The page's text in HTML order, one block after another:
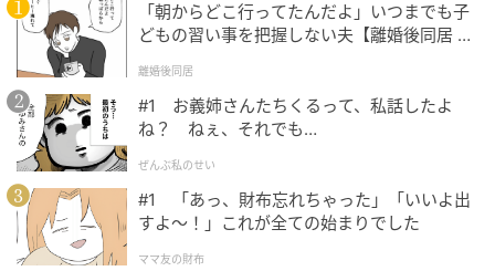
次の記事
#1 「あっ、財布忘れちゃった」「いいよ出
すよ〜！」これが全ての始まりでした
「朝からどこ行ってたんだよ」いつまでも子
どもの習い事を把握しない夫【離婚後同居 Vo
離婚後同居
#1 お義姉さんたちくるって、私話したよ
ね？ ねぇ、それでも…
ぜんぶ私のせい
#1 「あっ、財布忘れちゃった」「いいよ出
すよ〜！」これが全ての始まりでした
ママ友の財布